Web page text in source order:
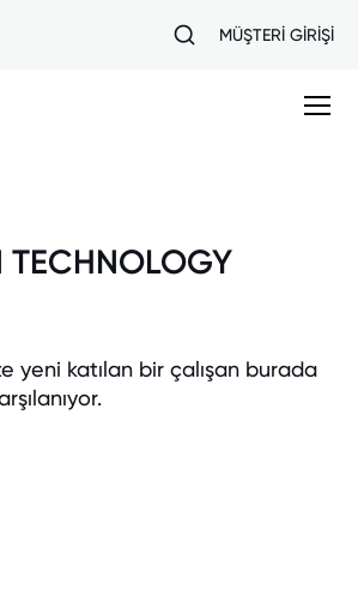
MÜŞTERİ GİRİŞİ
TECHNOLOGY
yeni katılan bir çalışan burada